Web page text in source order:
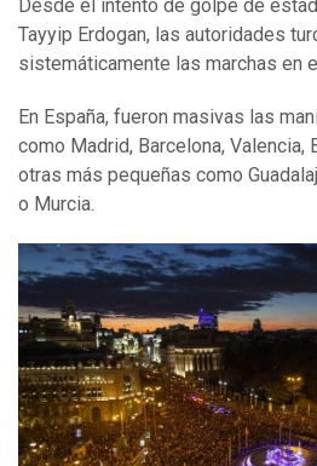
Desde el intento de golpe de
Tayyip Erdogan, las autoridades
sistemáticamente las marchas en
En España, fueron masivas las
como Madrid, Barcelona, Valencia,
otras más pequeñas como
o Murcia.